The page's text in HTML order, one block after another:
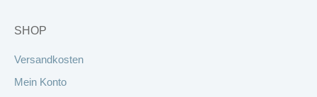
SHOP
Versandkosten
Mein Konto